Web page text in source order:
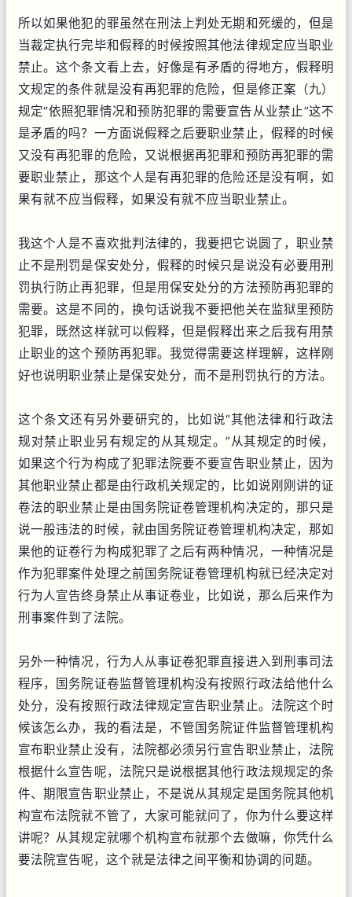
所以如果他犯的罪虽然在刑法上判处无期和死缓的，但是
当裁定执行完毕和假释的时候按照其他法律规定应当职业
禁止。这个条文看上去，好像是有矛盾的得地方，假释明
文规定的条件就是没有再犯罪的危险，但是修正案（九）
规定“依照犯罪情况和预防犯罪的需要宣告从业禁止”这不
是矛盾的吗？一方面说假释之后要职业禁止，假释的时候
又没有再犯罪的危险，又说根据再犯罪和预防再犯罪的需
要职业禁止，那这个人是有再犯罪的危险还是没有啊，如
果有就不应当假释，如果没有就不应当职业禁止。
我这个人是不喜欢批判法律的，我要把它说圆了，职业禁
止不是刑罚是保安处分，假释的时候只是说没有必要用刑
罚执行防止再犯罪，但是用保安处分的方法预防再犯罪的
需要。这是不同的，换句话说我不要把他关在监狱里预防
犯罪，既然这样就可以假释，但是假释出来之后我有用禁
止职业的这个预防再犯罪。我觉得需要这样理解，这样刚
好也说明职业禁止是保安处分，而不是刑罚执行的方法。
这个条文还有另外要研究的，比如说“其他法律和行政法
规对禁止职业另有规定的从其规定。”从其规定的时候，
如果这个行为构成了犯罪法院要不要宣告职业禁止，因为
其他职业禁止都是由行政机关规定的，比如说刚刚讲的证
卷法的职业禁止是由国务院证卷管理机构决定的，那只是
说一般违法的时候，就由国务院证卷管理机构决定，那如
果他的证卷行为构成犯罪了之后有两种情况，一种情况是
作为犯罪案件处理之前国务院证卷管理机构就已经决定对
行为人宣告终身禁止从事证卷业，比如说，那么后来作为
刑事案件到了法院。
另外一种情况，行为人从事证卷犯罪直接进入到刑事司法
程序，国务院证卷监督管理机构没有按照行政法给他什么
处分，没有按照行政法律规定宣告职业禁止。法院这个时
候该怎么办，我的看法是，不管国务院证件监督管理机构
宣布职业禁止没有，法院都必须另行宣告职业禁止，法院
根据什么宣告呢，法院只是说根据其他行政法规规定的条
件、期限宣告职业禁止，不是说从其规定是国务院其他机
构宣布法院就不管了，大家可能就问了，你为什么要这样
讲呢？从其规定就哪个机构宣布就那个去做嘛，你凭什么
要法院宣告呢，这个就是法律之间平衡和协调的问题。